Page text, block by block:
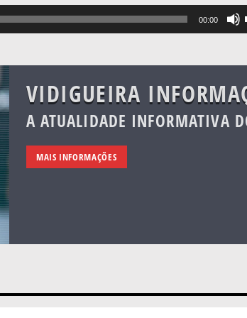
00:00
VIDIGUEIRA
A ATUALIDADE INFORMATIVA
MAIS INFORMAÇÕES